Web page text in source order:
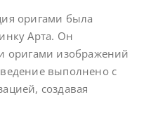
оригами была
Арта. Он
оригами изображений
выполнено с
создавая